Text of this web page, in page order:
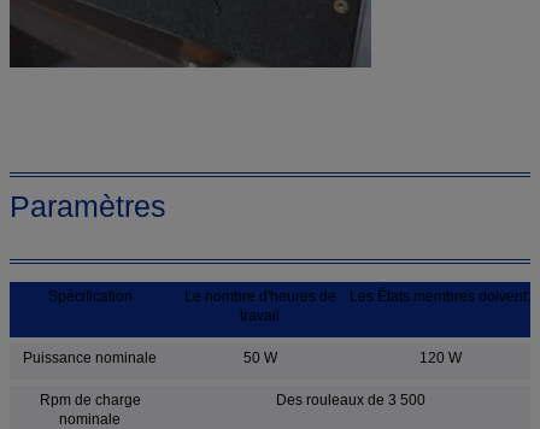
Paramètres
Spécification
Le nombre d'heures de
travail
Les États membres doivent:
Puissance nominale 50 W 120 W
Rpm de charge
nominale
Des rouleaux de 3 500